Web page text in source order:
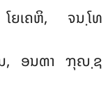
ຍເຄຫິ, ຈນ຺ໂທ
, ອນຓາ ຠຸຎ຺ຊ